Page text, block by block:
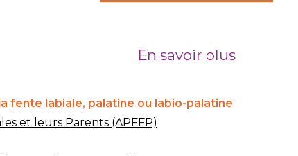
En savoir plus
fente labiale, palatine ou labio-palatine
et leurs Parents (APFFP)